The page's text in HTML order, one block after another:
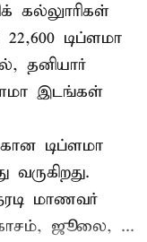
கல்லுாரிகள்
டிப்ளமா
தனியார்
இடங்கள்
டிப்ளமா
மாணவர்
ஜூலை, ...